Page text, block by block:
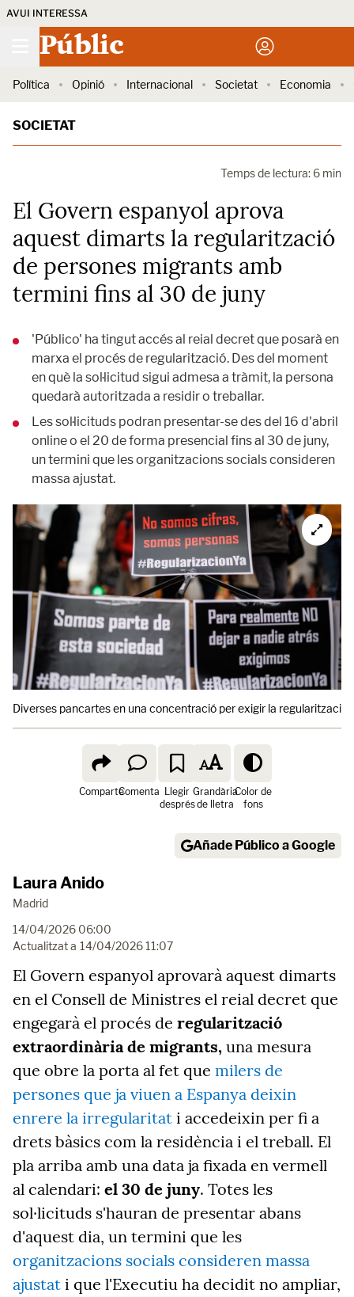
AVUI INTERESSA
Públic
Política Opinió Internacional Societat Economia
SOCIETAT
Temps de lectura: 6 min
El Govern espanyol aprova
aquest dimarts la regularització
de persones migrants amb
termini fins al 30 de juny
'Público' ha tingut accés al reial decret que posarà en
marxa el procés de regularització. Des del moment
en què la sol·licitud sigui admesa a tràmit, la persona
quedarà autoritzada a residir o treballar.
Les sol·licituds podran presentar-se des del 16 d'abril
online o el 20 de forma presencial fins al 30 de juny,
un termini que les organitzacions socials consideren
massa ajustat.
Diverses pancartes en una concentració per exigir la
ComparteComenta Llegir
després
Grandària
de lletra
Color de
fons
Añade Público a Google
Laura Anido
Madrid
14/04/2026 06:00
Actualitzat a 14/04/2026 11:07
El Govern espanyol aprovarà aquest dimarts
en el Consell de Ministres el reial decret que
engegarà el procés de regularització
extraordinària de migrants, una mesura
que obre la porta al fet que milers de
persones que ja viuen a Espanya deixin
enrere la irregularitat i accedeixin per fi a
drets bàsics com la residència i el treball. El
pla arriba amb una data ja fixada en vermell
al calendari: el 30 de juny. Totes les
sol·licituds s'hauran de presentar abans
d'aquest dia, un termini que les
organitzacions socials consideren massa
ajustat i que l'Executiu ha decidit no ampliar,